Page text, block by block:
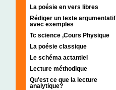
La poésie en vers libres
Rédiger un texte argumentatif
avec exemples
Tc science ,Cours Physique
La poésie classique
Le schéma actantiel
Lecture méthodique
Qu'est ce que la lecture
analytique?